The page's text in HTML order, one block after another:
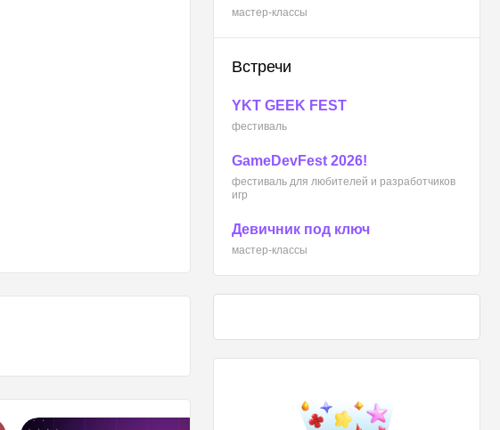
мастер-классы
Встречи
YKT GEEK FEST
фестиваль
GameDevFest 2026!
фестиваль для любителей и разработчиков
игр
Девичник под ключ
мастер-классы